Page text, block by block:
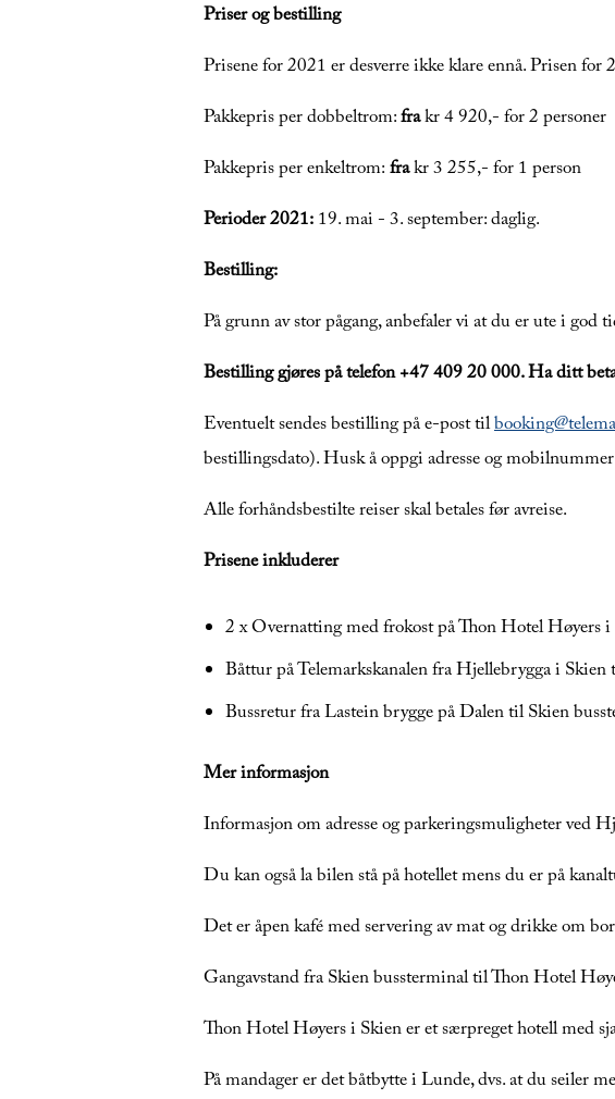
Priser og bestilling
Prisene for 2021 er desverre ikke klare ennå. Prisen
Pakkepris per dobbeltrom:frakr 4 920,- for 2 personer
Pakkepris per enkeltrom:frakr 3 255,- for 1 person
Perioder 2021:19. mai - 3. september: daglig.
Bestilling:
På grunn av stor pågang, anbefaler vi at du er ute i
Bestilling gjøres på telefon +47 409 20 000. Ha ditt
Eventuelt sendes bestilling på e-post til
bestillingsdato). Husk å oppgi adresse og
Alle forhåndsbestilte reiser skal betales før avreise.
Prisene inkluderer
2 x Overnatting med frokost på Thon Hotel Høyers
Båttur på Telemarkskanalen fra Hjellebrygga i
Bussretur fra Lastein brygge på Dalen til Skien
Mer informasjon
Informasjon om adresse og parkeringsmuligheter ved
Du kan også la bilen stå på hotellet mens du er på
Det er åpen kafé med servering av mat og drikke om
Gangavstand fra Skien bussterminal til Thon Hotel
Thon Hotel Høyers i Skien er et særpreget hotell med
På mandager er det båtbytte i Lunde, dvs. at du